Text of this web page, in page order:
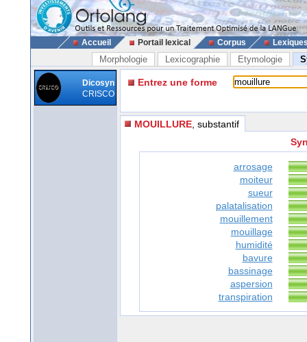
Accueil Portail lexical Corpus
Morphologie Lexicographie Etymologie
Dicosyn
CRISCO
Entrez une forme
MOUILLURE , substantif
arrosage
moiteur
sueur
palatalisation
mouillement
mouillage
humidité
bavure
bassinage
aspersion
transpiration